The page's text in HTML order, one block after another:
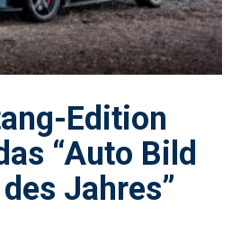
Edition
“Auto Bild
Jahres”